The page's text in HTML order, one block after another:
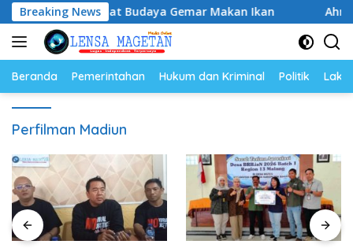
Langsung
ke
konten
Breaking News
Perkuat Budaya Gemar Makan Ikan Ahmad
Beranda Pemerintahan Hukum dan Kriminal Politik
Perfilman Madiun